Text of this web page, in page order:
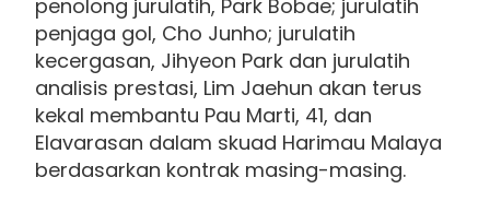
penolong jurulatih, Park Bobae; jurulatih
penjaga gol, Cho Junho; jurulatih
kecergasan, Jihyeon Park dan jurulatih
analisis prestasi, Lim Jaehun akan terus
kekal membantu Pau Marti, 41, dan
Elavarasan dalam skuad Harimau Malaya
berdasarkan kontrak masing-masing.